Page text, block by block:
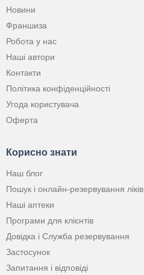
Новини
Франшиза
Робота у нас
Наші автори
Контакти
Політика конфіденційності
Угода користувача
Оферта
Корисно знати
Наш блог
Пошук і онлайн-резервування ліків
Наші аптеки
Програми для клієнтів
Довідка і Служба резервування
Застосунок
Запитання і відповіді